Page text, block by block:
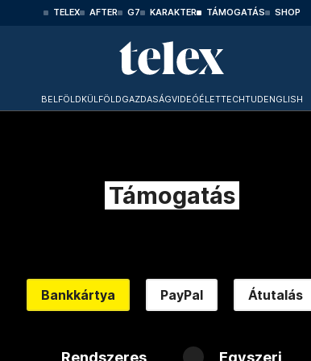
TELEX AFTER G7 KARAKTER TÁMOGATÁS SHOP
BELFÖLDKÜLFÖLDGAZDASÁGVIDEÓÉLETTECHTUDENGLISH
Támogatás
Bankkártya PayPal Átutalás
Rendszeres Egyszeri